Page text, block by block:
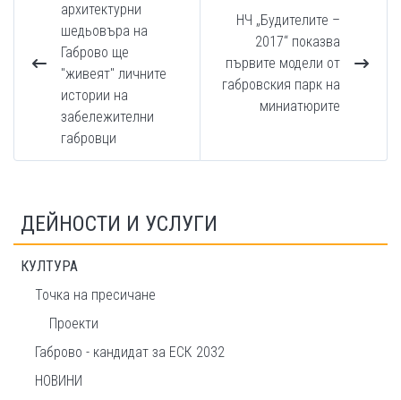
архитектурни
шедьовъра на
Габрово ще
"живеят" личните
истории на
забележителни
габровци
НЧ „Будителите –
2017“ показва
първите модели от
габровския парк на
миниатюрите
ДЕЙНОСТИ И УСЛУГИ
КУЛТУРА
Точка на пресичане
Проекти
Габрово - кандидат за ЕСК 2032
НОВИНИ